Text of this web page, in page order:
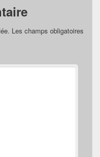
Les champs obligatoires